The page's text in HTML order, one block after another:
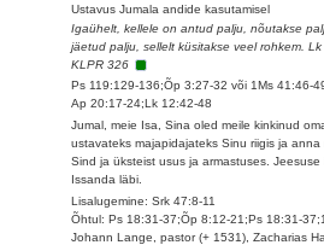
Ustavus Jumala andide kasutamisel
Igaühelt, kellele on antud palju, nõutakse
jäetud palju, sellelt küsitakse veel rohkem.
KLPR 326
Ps 119:129-136;Õp 3:27-32 või 1Ms 41:46-
Ap 20:17-24;Lk 12:42-48
Jumal, meie Isa, Sina oled meile kinkinud
ustavateks majapidajateks Sinu riigis ja
Sind ja üksteist usus ja armastuses.
Issanda läbi.
Lisalugemine: Srk 47:8-11
Õhtul: Ps 18:31-37;Õp 8:12-21;Ps 18:31-
Johann Lange, pastor (+ 1531), Zacharias